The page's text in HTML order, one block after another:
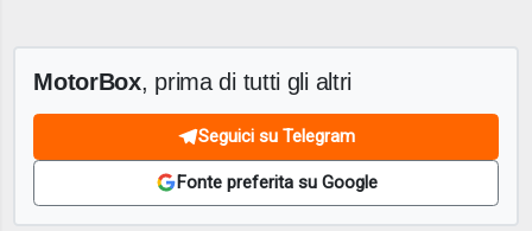
MotorBox, prima di tutti gli altri
Seguici su Telegram
Fonte preferita su Google